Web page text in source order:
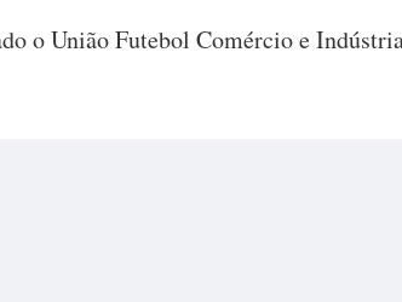
o União Futebol Comércio e